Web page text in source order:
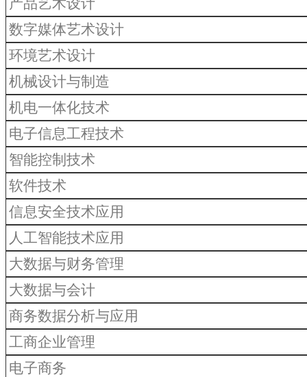
产品艺术设计
数字媒体艺术设计
环境艺术设计
机械设计与制造
机电一体化技术
电子信息工程技术
智能控制技术
软件技术
信息安全技术应用
人工智能技术应用
大数据与财务管理
大数据与会计
商务数据分析与应用
工商企业管理
电子商务